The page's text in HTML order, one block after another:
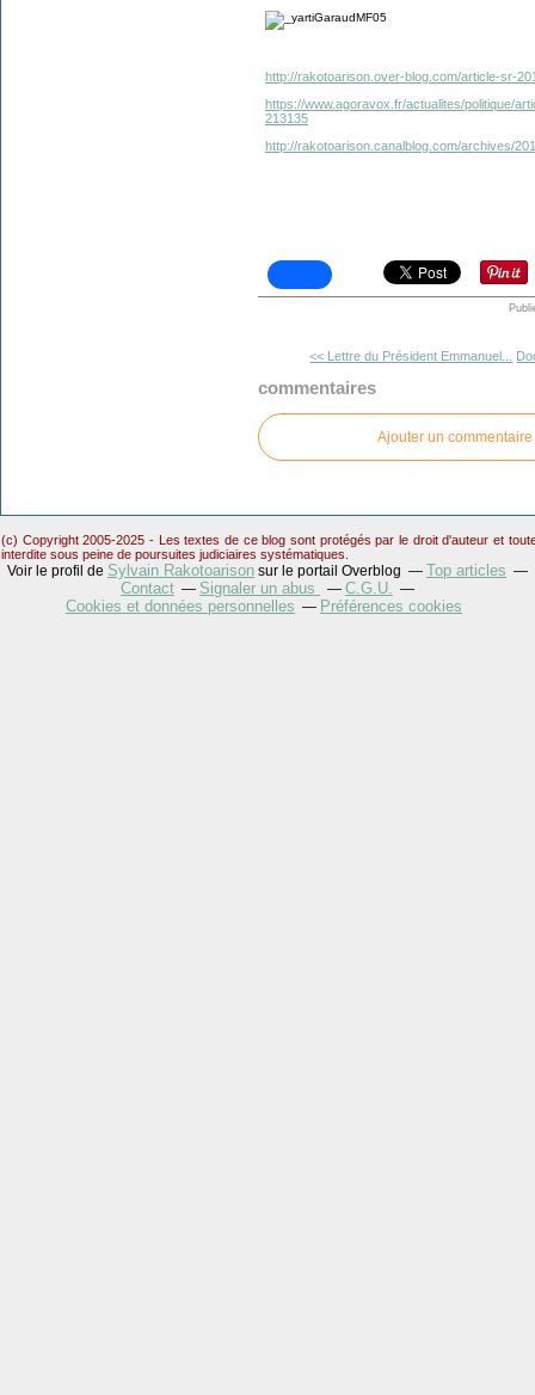
http://rakotoarison.over-blog.com/article-sr-
https://www.agoravox.fr/actualites/politique/
213135
http://rakotoarison.canalblog.com/archives/
<< Lettre du Président Emmanuel...
commentaires
Ajouter un commentaire
(c) Copyright 2005-2025 - Les textes de ce blog sont protégés par le droit d'auteur et
interdite sous peine de poursuites judiciaires systématiques.
Voir le profil de Sylvain Rakotoarison sur le portail Overblog
Top articles
Contact
Signaler un abus
C.G.U.
Cookies et données personnelles
Préférences cookies